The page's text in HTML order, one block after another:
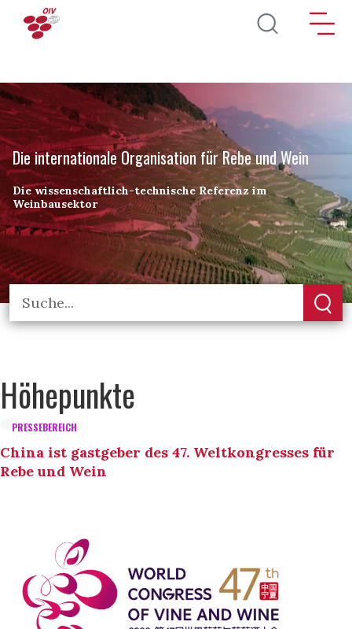
Direkt zum Inhalt
Die internationale Organisation für Rebe und Wein
Die wissenschaftlich-technische Referenz im
Weinbausektor
Höhepunkte
PRESSEBEREICH
China ist gastgeber des 47. Weltkongresses für
Rebe und Wein